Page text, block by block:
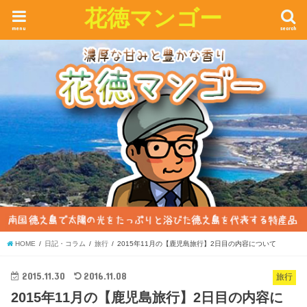
花徳マンゴー search
menu
HOME 日記・コラム 旅行 2015年11月の【鹿児島旅行】2日目の内容について
旅行
2015.11.30 2016.11.08
2015年11月の【鹿児島旅行】2日目の内容に